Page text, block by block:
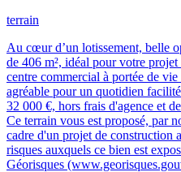
terrain
Au cœur d’un lotissement, belle
de 406 m², idéal pour votre
centre commercial à portée de
agréable pour un quotidien
32 000 €, hors frais d'agence et
Ce terrain vous est proposé, par
cadre d'un projet de construction
risques auxquels ce bien est
Géorisques